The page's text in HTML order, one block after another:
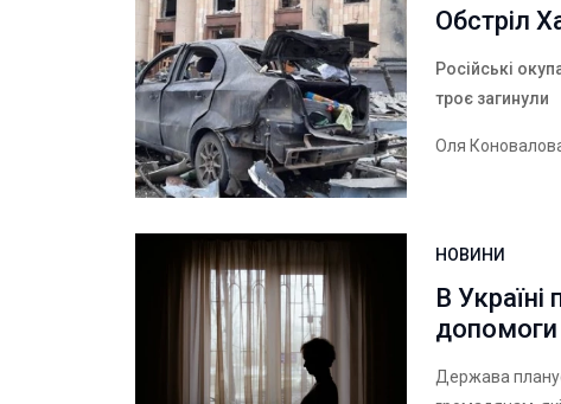
Обстріл
Російські
троє загинули
Оля
НОВИНИ
В
Держава